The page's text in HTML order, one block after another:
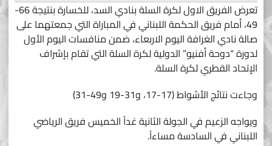
تعرض الفريق الاول لكرة السلة بنادي السد، للخسارة بنتيجة 66-
49، أمام فريق الحكمة اللبناني في المباراة التي جمعتهما على
صالة نادي الغرافة اليوم الاربعاء، ضمن منافسات اليوم الأول
لدورة “دوحة أفنيو” الدولية لكرة السلة التي تقام بإشراف
الإتحاد القطري لكرة السلة.
وجاءت نتائج الأشواط (17-17، و31-19 و49-31)
ويواجه الزعيم في الجولة الثانية غداً الخميس فريق الرياضي
اللبناني في السادسة مساءاً.